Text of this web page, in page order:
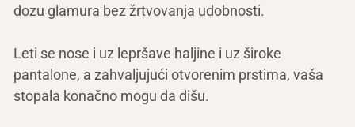
dozu glamura bez žrtvovanja udobnosti.
Leti se nose i uz lepršave haljine i uz široke
pantalone, a zahvaljujući otvorenim prstima, vaša
stopala konačno mogu da dišu.